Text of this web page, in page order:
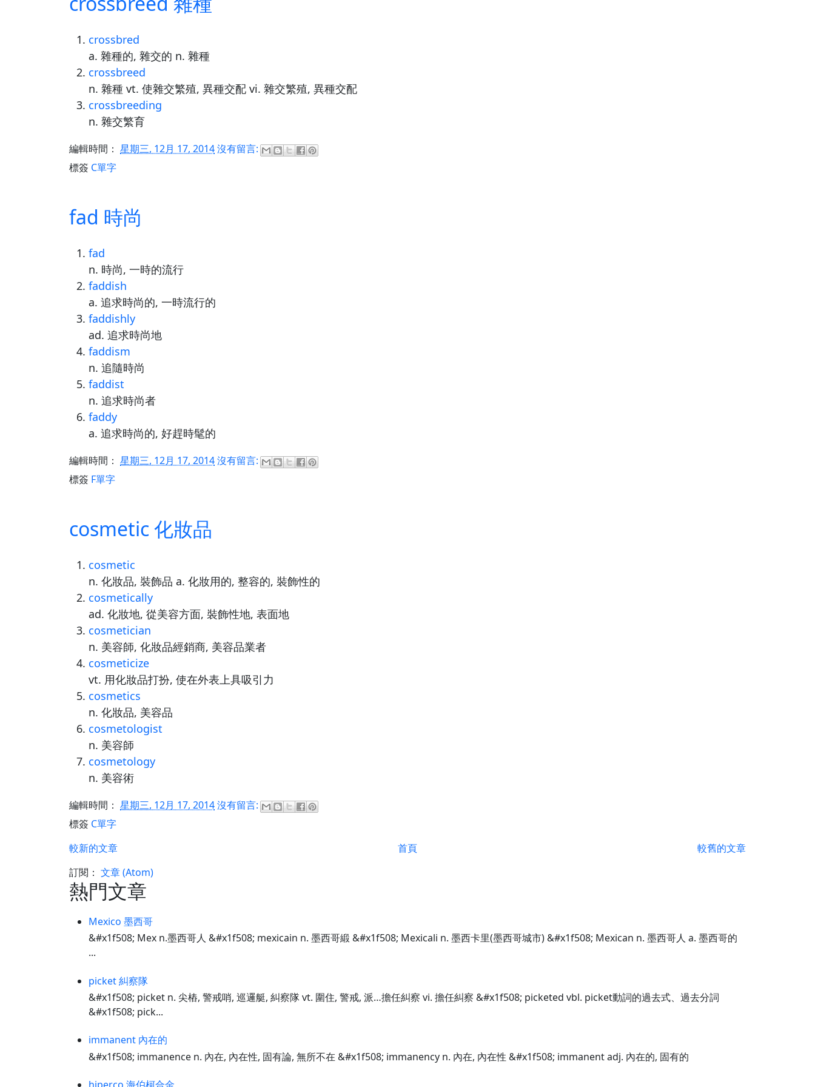
crossbred
a. 雜種的, 雜交的 n. 雜種
crossbreed
n. 雜種 vt. 使雜交繁殖, 異種交配 vi. 雜交繁殖, 異種交配
crossbreeding
n. 雜交繁育
編輯時間： 星期三, 12月 17, 2014沒有留言:
標簽 C單字
fad 時尚
fad
n. 時尚, 一時的流行
faddish
a. 追求時尚的, 一時流行的
faddishly
ad. 追求時尚地
faddism
n. 追隨時尚
faddist
n. 追求時尚者
faddy
a. 追求時尚的, 好趕時髦的
編輯時間： 星期三, 12月 17, 2014沒有留言:
標簽 F單字
cosmetic 化妝品
cosmetic
n. 化妝品, 裝飾品 a. 化妝用的, 整容的, 裝飾性的
cosmetically
ad. 化妝地, 從美容方面, 裝飾性地, 表面地
cosmetician
n. 美容師, 化妝品經銷商, 美容品業者
cosmeticize
vt. 用化妝品打扮, 使在外表上具吸引力
cosmetics
n. 化妝品, 美容品
cosmetologist
n. 美容師
cosmetology
n. 美容術
編輯時間： 星期三, 12月 17, 2014沒有留言:
標簽 C單字
較新的文章
較舊的文章
首頁
訂閱： 文章 (Atom)
熱門文章
Mexico 墨西哥
&#x1f508; Mex n.墨西哥人 &#x1f508; mexicain n. 墨西哥緞 &#x1f508; Mexicali n. 墨西卡里(墨西哥城市) &#x1f508; Mexican n. 墨西哥人 a. 墨西哥的
...
picket 糾察隊
&#x1f508; picket n. 尖樁, 警戒哨, 巡邏艇, 糾察隊 vt. 圍住, 警戒, 派…擔任糾察 vi. 擔任糾察 &#x1f508; picketed vbl. picket動詞的過去式、過去分詞
&#x1f508; pick...
immanent 內在的
&#x1f508; immanence n. 內在, 內在性, 固有論, 無所不在 &#x1f508; immanency n. 內在, 內在性 &#x1f508; immanent adj. 內在的, 固有的